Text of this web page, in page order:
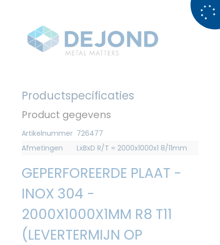
Productspecificaties
Product gegevens
Artikelnummer 726477
Afmetingen
LxBxD R/T = 2000x1000x1 8/11mm
GEPERFOREERDE PLAAT -
INOX 304 -
2000X1000X1MM R8 T11
(LEVERTERMIJN OP